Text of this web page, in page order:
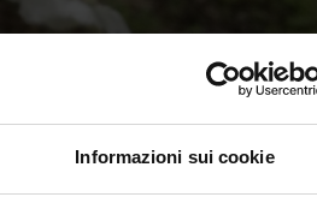
Informazioni sui cookie